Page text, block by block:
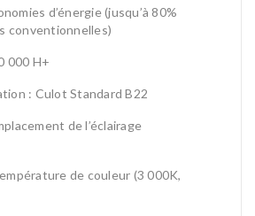
d’énergie (jusqu’à 80%
conventionnelles)
000 H+
: Culot Standard B22
de l’éclairage
de couleur (3 000K,